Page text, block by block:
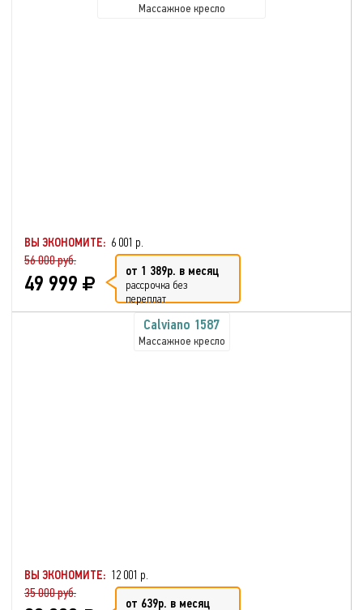
Массажное кресло
ВЫ ЭКОНОМИТЕ: 6 001 р.
56 000 руб.
49 999 от 1 389р. в месяц
рассрочка без
переплат
Calviano 1587
Массажное кресло
ВЫ ЭКОНОМИТЕ: 12 001 р.
35 000 руб.
от 639р. в месяц